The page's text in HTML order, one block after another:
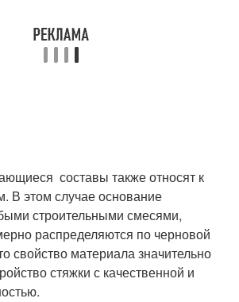
составы также относят к
В этом случае основание
строительными смесями,
распределяются по черновой
свойство материала значительно
стяжки с качественной и